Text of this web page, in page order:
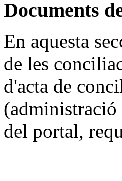
Documents
En aquesta
de les
d'acta de
(administració
del portal,